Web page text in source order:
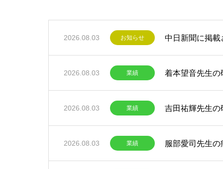
2026.08.03 お知らせ 中日新聞に掲載
2026.08.03 業績 着本望音先生
2026.08.03 業績 吉田祐輝先生
2026.08.03 業績 服部愛司先生